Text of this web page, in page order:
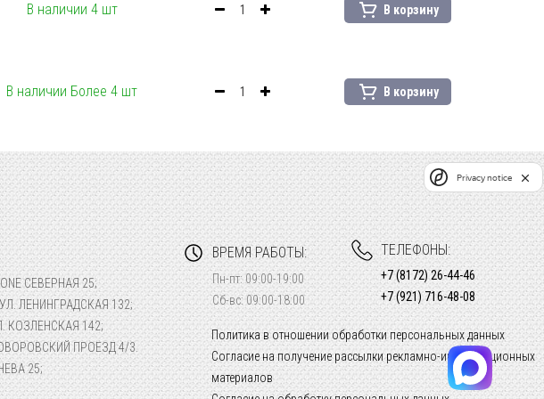
В наличии 4 шт В корзину
В наличии Более 4 шт В корзину
СЕВЕРНАЯ 25;
ЛЕНИНГРАДСКАЯ 132;
КОЗЛЕНСКАЯ 142;
ПРОЕЗД 4/3.
25;
ВРЕМЯ РАБОТЫ:
Пн-пт: 09:00-19:00
Сб-вс: 09:00-18:00
Политика в отношении обработки персональных данных
Согласие на получение рассылки рекламно-информационных
материалов
ТЕЛЕФОНЫ:
+7 (8172) 26-44-46
+7 (921) 716-48-08
Privacy notice